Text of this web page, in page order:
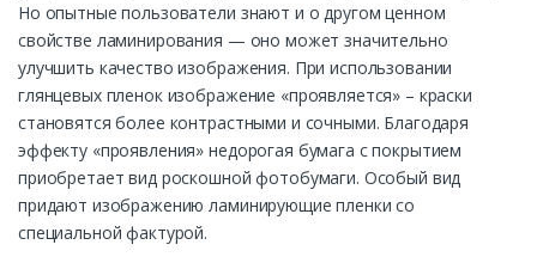
Но опытные пользователи знают и о другом ценном
свойстве ламинирования — оно может значительно
улучшить качество изображения. При использовании
глянцевых пленок изображение «проявляется» – краски
становятся более контрастными и сочными. Благодаря
эффекту «проявления» недорогая бумага с покрытием
приобретает вид роскошной фотобумаги. Особый вид
придают изображению ламинирующие пленки со
специальной фактурой.